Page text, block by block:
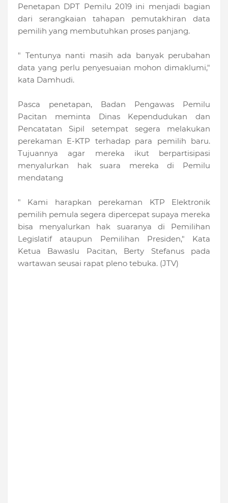
Penetapan DPT Pemilu 2019 ini menjadi bagian
dari serangkaian tahapan pemutakhiran data
pemilih yang membutuhkan proses panjang.
" Tentunya nanti masih ada banyak perubahan
data yang perlu penyesuaian mohon dimaklumi,"
kata Damhudi.
Pasca penetapan, Badan Pengawas Pemilu
Pacitan meminta Dinas Kependudukan dan
Pencatatan Sipil setempat segera melakukan
perekaman E-KTP terhadap para pemilih baru.
Tujuannya agar mereka ikut berpartisipasi
menyalurkan hak suara mereka di Pemilu
mendatang
" Kami harapkan perekaman KTP Elektronik
pemilih pemula segera dipercepat supaya mereka
bisa menyalurkan hak suaranya di Pemilihan
Legislatif ataupun Pemilihan Presiden," Kata
Ketua Bawaslu Pacitan, Berty Stefanus pada
wartawan seusai rapat pleno tebuka. (JTV)